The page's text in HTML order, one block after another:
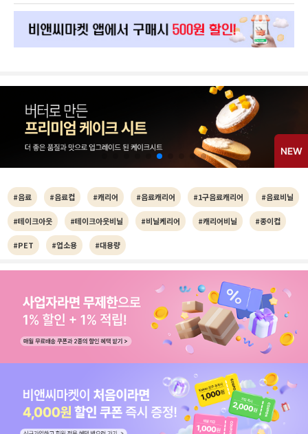
#음료 #음료컵 #캐리어 #음료캐리어 #1구음료캐리어 #음료비닐
#테이크아웃 #테이크아웃비닐 #비닐케리어 #캐리어비닐 #종이컵
#PET #업소용 #대용량